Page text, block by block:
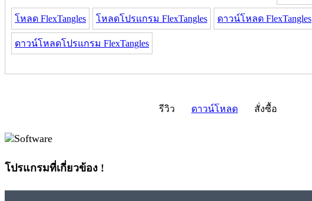
โหลด FlexTangles โหลดโปรแกรม FlexTangles ดาวน์โหลด FlexTangles
ดาวน์โหลดโปรแกรม FlexTangles
รีวิว ดาวน์โหลด สั่งซื้อ
โปรแกรมที่เกี่ยวข้อง !